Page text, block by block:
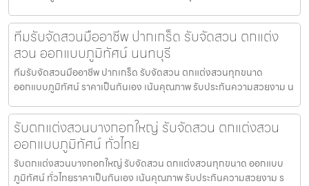
ทีมรับจัดสวนมืออาชีพ ปากเกร็ด รับจัดสวน ตกแต่ง
สวน ออกแบบภูมิทัศน์ นนทบุรี
ทีมรับจัดสวนมืออาชีพ ปากเกร็ด รับจัดสวน ตกแต่งสวนทุกขนาด
ออกแบบภูมิทัศน์ ราคาเป็นกันเอง เน้นคุณภาพ รับประกันความสวยงาม น
รับตกแต่งสวนบางกอกใหญ่ รับจัดสวน ตกแต่งสวน
ออกแบบภูมิทัศน์ ทั่วไทย
รับตกแต่งสวนบางกอกใหญ่ รับจัดสวน ตกแต่งสวนทุกขนาด ออกแบบ
ภูมิทัศน์ ทั่วไทยราคาเป็นกันเอง เน้นคุณภาพ รับประกันความสวยงาม ร